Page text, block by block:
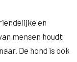
en
mensen houdt
De hond is ook